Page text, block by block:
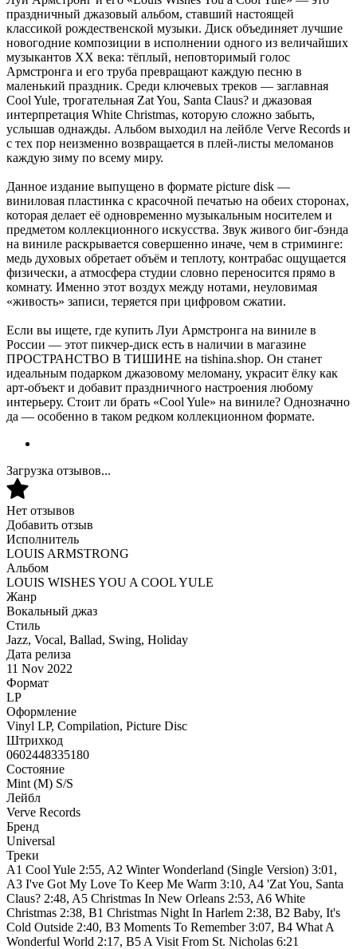
праздничный джазовый альбом, ставший настоящей
классикой рождественской музыки. Диск объединяет лучшие
новогодние композиции в исполнении одного из величайших
музыкантов XX века: тёплый, неповторимый голос
Армстронга и его труба превращают каждую песню в
маленький праздник. Среди ключевых треков — заглавная
Cool Yule, трогательная Zat You, Santa Claus? и джазовая
интерпретация White Christmas, которую сложно забыть,
услышав однажды. Альбом выходил на лейбле Verve Records и
с тех пор неизменно возвращается в плей-листы меломанов
каждую зиму по всему миру.
Данное издание выпущено в формате picture disk —
виниловая пластинка с красочной печатью на обеих сторонах,
которая делает её одновременно музыкальным носителем и
предметом коллекционного искусства. Звук живого биг-бэнда
на виниле раскрывается совершенно иначе, чем в стриминге:
медь духовых обретает объём и теплоту, контрабас ощущается
физически, а атмосфера студии словно переносится прямо в
комнату. Именно этот воздух между нотами, неуловимая
«живость» записи, теряется при цифровом сжатии.
Если вы ищете, где купить Луи Армстронга на виниле в
России — этот пикчер-диск есть в наличии в магазине
ПРОСТРАНСТВО В ТИШИНЕ на tishina.shop. Он станет
идеальным подарком джазовому меломану, украсит ёлку как
арт-объект и добавит праздничного настроения любому
интерьеру. Стоит ли брать «Cool Yule» на виниле? Однозначно
да — особенно в таком редком коллекционном формате.
Загрузка отзывов...
Нет отзывов
Добавить отзыв
Исполнитель
LOUIS ARMSTRONG
Альбом
LOUIS WISHES YOU A COOL YULE
Жанр
Вокальный джаз
Стиль
Jazz, Vocal, Ballad, Swing, Holiday
Дата релиза
11 Nov 2022
Формат
LP
Оформление
Vinyl LP, Compilation, Picture Disc
Штрихкод
0602448335180
Состояние
Mint (M) S/S
Лейбл
Verve Records
Бренд
Universal
Треки
A1 Cool Yule 2:55, A2 Winter Wonderland (Single Version) 3:01,
A3 I've Got My Love To Keep Me Warm 3:10, A4 'Zat You, Santa
Claus? 2:48, A5 Christmas In New Orleans 2:53, A6 White
Christmas 2:38, B1 Christmas Night In Harlem 2:38, B2 Baby, It's
Cold Outside 2:40, B3 Moments To Remember 3:07, B4 What A
Wonderful World 2:17, B5 A Visit From St. Nicholas 6:21